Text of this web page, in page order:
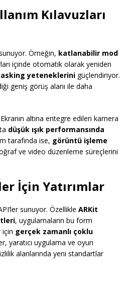
Kılavuzları
Örneğin, katlanabilir mod
içinde otomatik olarak yeniden
yeteneklerini güçlendiriyor.
geniş görüş alanı ile daha
altına entegre edilen kamera
düşük ışık performansında
tarafında ise, görüntü işleme
ve video düzenleme süreçlerini
İçin Yatırımlar
sunuyor. Özellikle ARKit
, uygulamaların bu form
için gerçek zamanlı çoklu
yaratıcı uygulama ve oyun
alanlarında yeni standartlar